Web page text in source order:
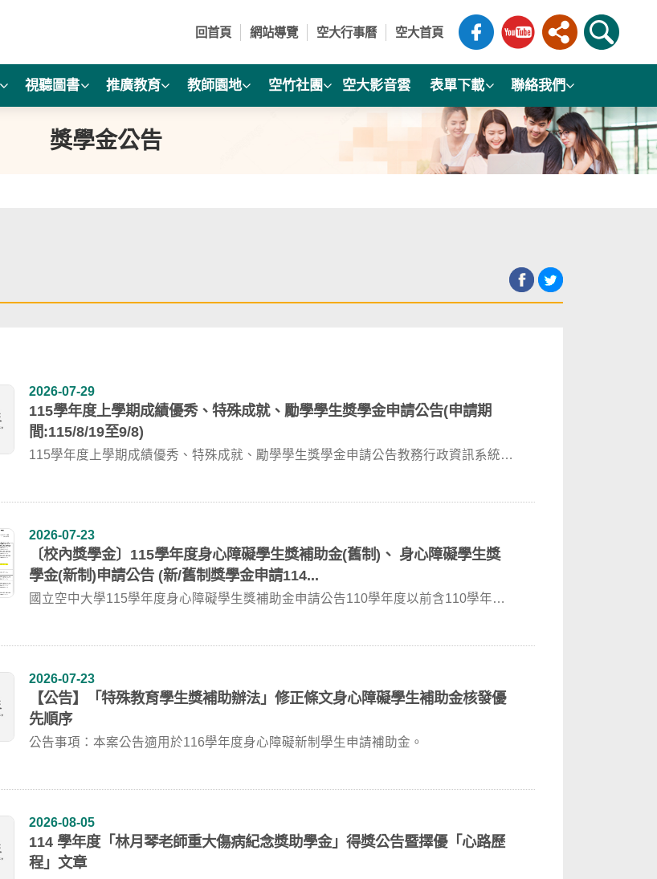
回首頁
網站導覽 空大行事曆 空大首頁
視聽圖書 推廣教育 教師園地 空竹社團 空大影音雲 表單下載 聯絡我們
獎學金公告
2026-07-29
115學年度上學期成績優秀、特殊成就、勵學學生獎學金申請公告(申請期
間:115/8/19至9/8)
115學年度上學期成績優秀、特殊成就、勵學學生獎學金申請公告教務行政資訊系統網
2026-07-23
〔校內獎學金〕115學年度身心障礙學生獎補助金(舊制)、 身心障礙學生獎
學金(新制)申請公告 (新/舊制獎學金申請114...
國立空中大學115學年度身心障礙學生獎補助金申請公告110學年度以前含110學年度
2026-07-23
【公告】「特殊教育學生獎補助辦法」修正條文身心障礙學生補助金核發優
先順序
公告事項：本案公告適用於116學年度身心障礙新制學生申請補助金。
2026-08-05
114 學年度「林月琴老師重大傷病紀念獎助學金」得獎公告暨擇優「心路歷
程」文章